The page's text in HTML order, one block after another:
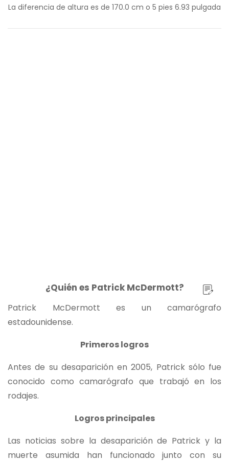
La diferencia de altura es de 170.0 cm o 5 pies 6.93 pulgada
¿Quién es Patrick McDermott?
Patrick McDermott es un camarógrafo
estadounidense.
Primeros logros
Antes de su desaparición en 2005, Patrick sólo fue
conocido como camarógrafo que trabajó en los
rodajes.
Logros principales
Las noticias sobre la desaparición de Patrick y la
muerte asumida han funcionado junto con su